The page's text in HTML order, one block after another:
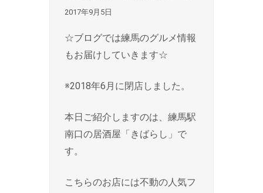
2017年9月5日
☆ブログでは練馬のグルメ情報
もお届けしていきます☆
※2018年6月に閉店しました。
本日ご紹介しますのは、練馬駅
南口の居酒屋「きばらし」で
す。
こちらのお店には不動の人気フ